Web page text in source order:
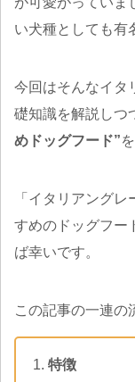
い犬種としても有
今回はそんなイタ
礎知識を解説しつ
めドッグフード”
「イタリアング
すめのドッグフー
ば幸いです。
この記事の一連の
特徴